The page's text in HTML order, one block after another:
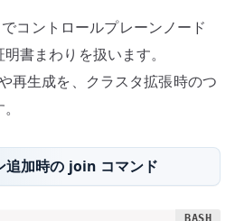
コントロールプレーンノード
書まわりを扱います。
再生成を、クラスタ拡張時のつ
追加時の join コマンド